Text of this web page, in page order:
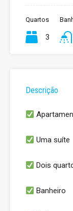
Quartos
3
Descrição
Uma suíte
Dois
Banheiro